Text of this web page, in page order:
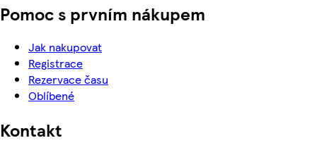
Pomoc s prvním nákupem
Jak nakupovat
Registrace
Rezervace času
Oblíbené
Kontakt